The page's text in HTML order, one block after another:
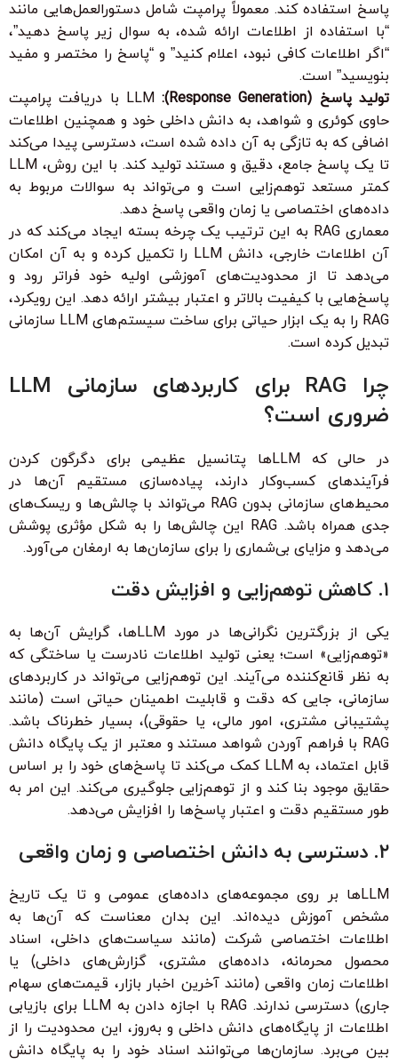
پاسخ استفاده کند. معمولاً پرامپت شامل دستورالعمل‌هایی مانند
“با استفاده از اطلاعات ارائه شده، به سوال زیر پاسخ دهید”،
“اگر اطلاعات کافی نبود، اعلام کنید” و “پاسخ را مختصر و مفید
بنویسید” است.
تولید پاسخ (Response Generation):
LLM با دریافت پرامپت
حاوی کوئری و شواهد، به دانش داخلی خود و همچنین اطلاعات
اضافی که به تازگی به آن داده شده است، دسترسی پیدا می‌کند
تا یک پاسخ جامع، دقیق و مستند تولید کند. با این روش، LLM
کمتر مستعد توهم‌زایی است و می‌تواند به سوالات مربوط به
داده‌های اختصاصی یا زمان واقعی پاسخ دهد.
معماری RAG به این ترتیب یک چرخه بسته ایجاد می‌کند که در
آن اطلاعات خارجی، دانش LLM را تکمیل کرده و به آن امکان
می‌دهد تا از محدودیت‌های آموزشی اولیه خود فراتر رود و
پاسخ‌هایی با کیفیت بالاتر و اعتبار بیشتر ارائه دهد. این رویکرد،
RAG را به یک ابزار حیاتی برای ساخت سیستم‌های LLM سازمانی
تبدیل کرده است.
چرا RAG برای کاربردهای سازمانی LLM
ضروری است؟
در حالی که LLM‌ها پتانسیل عظیمی برای دگرگون کردن
فرآیندهای کسب‌وکار دارند، پیاده‌سازی مستقیم آن‌ها در
محیط‌های سازمانی بدون RAG می‌تواند با چالش‌ها و ریسک‌های
جدی همراه باشد. RAG این چالش‌ها را به شکل مؤثری پوشش
می‌دهد و مزایای بی‌شماری را برای سازمان‌ها به ارمغان می‌آورد.
۱. کاهش توهم‌زایی و افزایش دقت
یکی از بزرگترین نگرانی‌ها در مورد LLM‌ها، گرایش آن‌ها به
«توهم‌زایی» است؛ یعنی تولید اطلاعات نادرست یا ساختگی که
به نظر قانع‌کننده می‌آیند. این توهم‌زایی می‌تواند در کاربردهای
سازمانی، جایی که دقت و قابلیت اطمینان حیاتی است (مانند
پشتیبانی مشتری، امور مالی، یا حقوقی)، بسیار خطرناک باشد.
RAG با فراهم آوردن شواهد مستند و معتبر از یک پایگاه دانش
قابل اعتماد، به LLM کمک می‌کند تا پاسخ‌های خود را بر اساس
حقایق موجود بنا کند و از توهم‌زایی جلوگیری می‌کند. این امر به
طور مستقیم دقت و اعتبار پاسخ‌ها را افزایش می‌دهد.
۲. دسترسی به دانش اختصاصی و زمان واقعی
LLM‌ها بر روی مجموعه‌های داده‌های عمومی و تا یک تاریخ
مشخص آموزش دیده‌اند. این بدان معناست که آن‌ها به
اطلاعات اختصاصی شرکت (مانند سیاست‌های داخلی، اسناد
محصول محرمانه، داده‌های مشتری، گزارش‌های داخلی) یا
اطلاعات زمان واقعی (مانند آخرین اخبار بازار، قیمت‌های سهام
جاری) دسترسی ندارند. RAG با اجازه دادن به LLM برای بازیابی
اطلاعات از پایگاه‌های دانش داخلی و به‌روز، این محدودیت را از
بین می‌برد. سازمان‌ها می‌توانند اسناد خود را به پایگاه دانش